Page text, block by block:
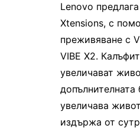
Lenovo
Xtensions, с
преживяване с
VIBE X2.
увеличават
увеличава
издържа от